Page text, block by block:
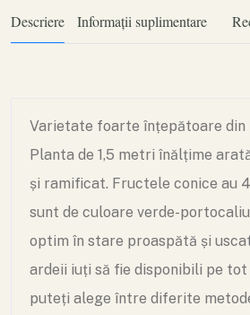
Descriere Informații suplimentare
Varietate foarte înțepătoare din
Planta de 1,5 metri înălțime
și ramificat. Fructele conice au
sunt de culoare verde-
optim în stare proaspătă și
ardeii iuți să fie disponibili pe
puteți alege între diferite